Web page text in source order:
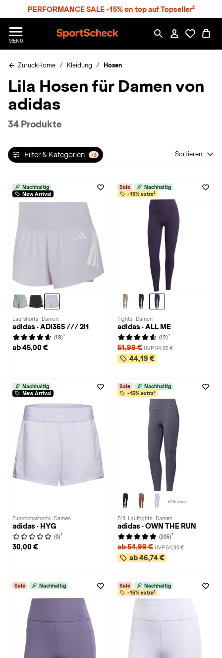
PERFORMANCE SALE -15% on top auf Topseller²
MENÜ
p
r
S
h
c
ZurückHome Kleidung Hosen
Lila Hosen für Damen von
adidas
34 Produkte
Filter & Kategorien +3 Sortieren
Nachhaltig
New Arrival
Laufshorts · Damen
adidas · ADI365 /// 2i1
(19) 1
ab 45,00 €
Sale
Nachhaltig
-15% extra²
Tights · Damen
adidas · ALL ME
(12) 1
51,99 € UVP 64,95 €
44,19 €
Nachhaltig
New Arrival
Funktionsshorts · Damen
adidas · HYG
(0) 1
30,00 €
Sale
Nachhaltig
-15% extra²
+2 Farben
7/8-Lauftights · Damen
adidas · OWN THE RUN
(205) 1
ab 54,99 € UVP 64,95 €
ab 46,74 €
Sale Nachhaltig Sale
Nachhaltig
-15% extra²